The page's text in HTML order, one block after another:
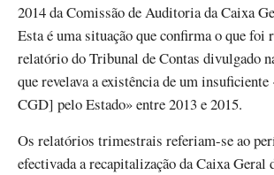
2014 da Comissão de Auditoria da Caixa
Esta é uma situação que confirma o que foi
relatório do Tribunal de Contas divulgado
que revelava a existência de um
CGD] pelo Estado» entre 2013 e 2015.
Os relatórios trimestrais referiam-se ao
efectivada a recapitalização da Caixa Geral